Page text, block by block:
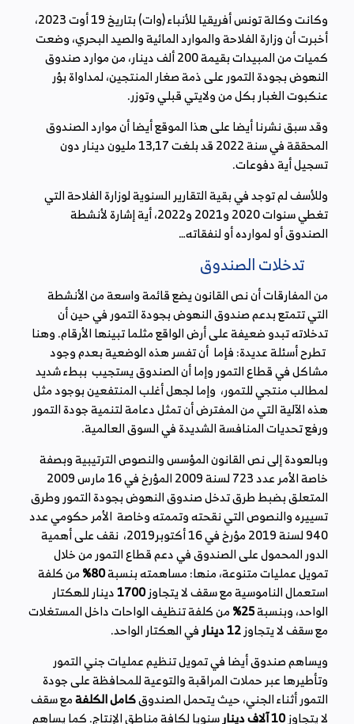
وكانت وكالة تونس أفريقيا للأنباء (وات) بتاريخ 19 أوت 2023،
أخبرت أن وزارة الفلاحة والموارد المائية والصيد البحري، وضعت
كميات من المبيدات بقيمة 200 ألف دينار، من موارد صندوق
النهوض بجودة التمور على ذمة صغار المنتجين، لمداواة بؤر
عنكبوت الغبار بكل من ولايتي قبلي وتوزر.
وقد سبق نشرنا أيضا على هذا الموقع أيضا أن موارد الصندوق
المحققة في سنة 2022 قد بلغت 13,17 مليون دينار دون
تسجيل أية دفوعات.
وللأسف لم توجد في بقية التقارير السنوية لوزارة الفلاحة التي
تغطي سنوات 2020 و2021 و2022، أية إشارة لأنشطة
الصندوق أو لموارده أو لنفقاته…
تدخلات الصندوق
من المفارقات أن نص القانون يضع قائمة واسعة من الأنشطة
التي تتمتع بدعم صندوق النهوض بجودة التمور في حين أن
تدخلاته تبدو ضعيفة على أرض الواقع مثلما تبينها الأرقام. وهنا
تطرح أسئلة عديدة: فإما أن تفسر هذه الوضعية بعدم وجود
مشاكل في قطاع التمور وإما أن الصندوق يستجيب ببطء شديد
لمطالب منتجي للتمور، وإما لجهل أغلب المنتفعين بوجود مثل
هذه الآلية التي من المفترض أن تمثل دعامة لتنمية جودة التمور
ورفع تحديات المنافسة الشديدة في السوق العالمية.
وبالعودة إلى نص القانون المؤسس والنصوص الترتيبية وبصفة
خاصة الأمر عدد 723 لسنة 2009 المؤرخ في 16 مارس 2009
المتعلق بضبط طرق تدخل صندوق النهوض بجودة التمور وطرق
تسييره والنصوص التي نقحته وتممته وخاصة الأمر حكومي عدد
940 لسنة 2019 مؤرخ في 16 أكتوبر2019، نقف على أهمية
الدور المحمول على الصندوق في دعم قطاع التمور من خلال
تمويل عمليات متنوعة، منها: مساهمته بنسبة80% من كلفة
استعمال الناموسية مع سقف لا يتجاوز1700دينار للهكتار
الواحد، وبنسبة25% من كلفة تنظيف الواحات داخل المستغلات
مع سقف لا يتجاوز12 دينار
في الهكتار الواحد.
ويساهم صندوق أيضا في تمويل تنظيم عمليات جني التمور
وتأطيرها عبر حملات المراقبة والتوعية للمحافظة على جودة
التمور أثناء الجني، حيث يتحمل الصندوقكامل الكلفةمع سقف
لا يتجاوز10 آلاف دينار سنويا لكافة مناطق الإنتاج. كما يساهم